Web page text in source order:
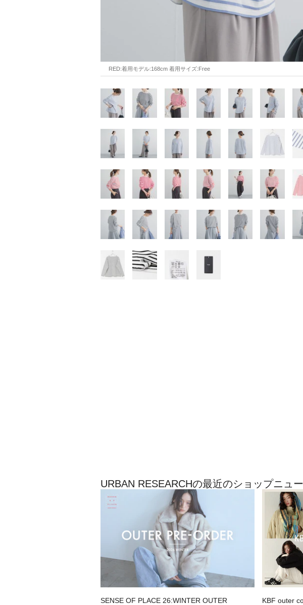
RED:着用モデル:168cm 着用サイズ:Free
URBAN RESEARCHの最近のショップニュ
SENSE OF PLACE 26:WINTER OUTER KBF outer